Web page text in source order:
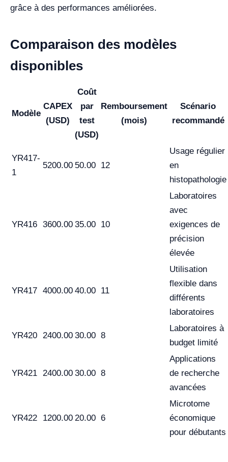
grâce à des performances améliorées.
Comparaison des modèles
disponibles
Modèle
CAPEX
(USD)
Coût
par
test
(USD)
Remboursement
(mois)
Scénario
recommandé
YR417-
1
5200.00 50.00 12
Usage régulier
en
histopathologie
YR416 3600.00 35.00 10
Laboratoires
avec
exigences de
précision
élevée
YR417 4000.00 40.00 11
Utilisation
flexible dans
différents
laboratoires
YR420 2400.00 30.00 8
Laboratoires à
budget limité
YR421 2400.00 30.00 8
Applications
de recherche
avancées
YR422 1200.00 20.00 6
Microtome
économique
pour débutants